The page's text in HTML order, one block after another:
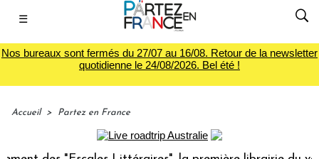
☰
Nos bureaux sont fermés du 27/07 au 16/08. Retour de la newsletter
quotidienne le 24/08/2026. Bel été !
Accueil > Partez en France